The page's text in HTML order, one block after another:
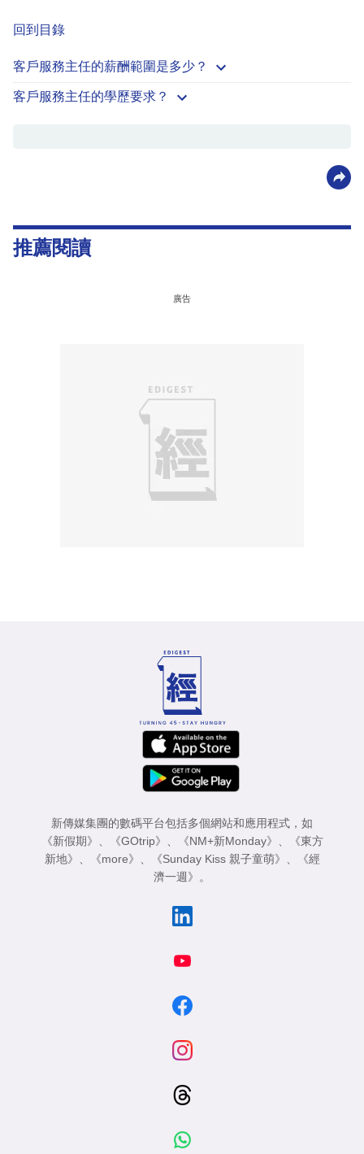
回到目錄
客戶服務主任的薪酬範圍是多少？
客戶服務主任的學歷要求？
推薦閱讀
廣告
新傳媒集團的數碼平台包括多個網站和應用程式，如
《新假期》
《GOtrip》 《NM+新Monday》
《東方
新地》
《more》 《Sunday Kiss 親子童萌》
《經
濟一週》
。